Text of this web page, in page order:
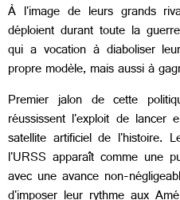
À l'image de leurs grands
déploient durant toute la
qui a vocation à diaboliser
propre modèle, mais aussi à
Premier jalon de cette
réussissent l'exploit de lancer
satellite artificiel de l'histoire.
l'URSS apparaît comme une
avec une avance non-